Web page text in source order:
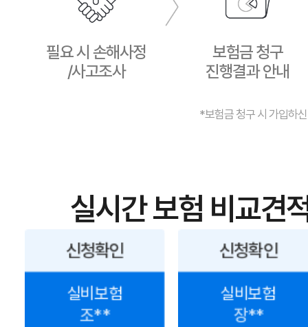
필요 시 손해사정
/사고조사
보험금 청구
진행결과 안내
*보험금 청구 시 가입하
실시간 보험 비교견
신청확인
실비보험
조**
신청확인
실비보험
장**